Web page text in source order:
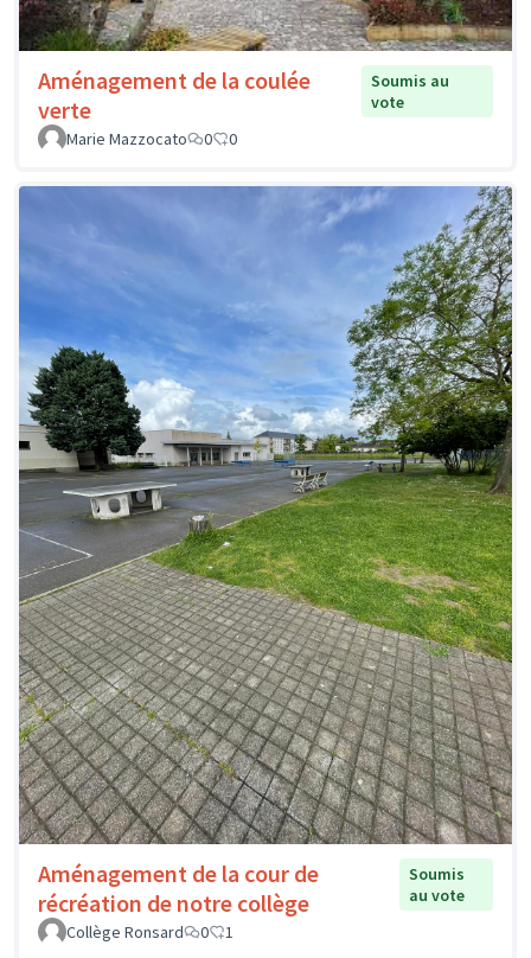
Aménagement de la coulée
verte
Soumis au
vote
Marie Mazzocato
0 0
Aménagement de la cour de
récréation de notre collège
Soumis
au vote
Collège Ronsard
0 1